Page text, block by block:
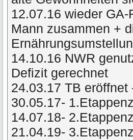
12.07.16 wieder
Mann zusammen +
14.10.16 NWR
Defizit gerechnet
24.03.17 TB
30.05.17-
14.07.18-
21.04.19-